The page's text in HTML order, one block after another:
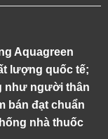
Aquagreen
lượng quốc tế;
như người thân
bán đạt chuẩn
nhà thuốc